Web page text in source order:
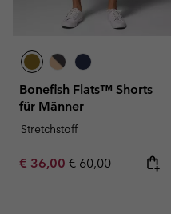
Bonefish Flats™ Shorts
für Männer
Stretchstoff
Sale price:
€ 36,00 Regular price:
€ 60,00